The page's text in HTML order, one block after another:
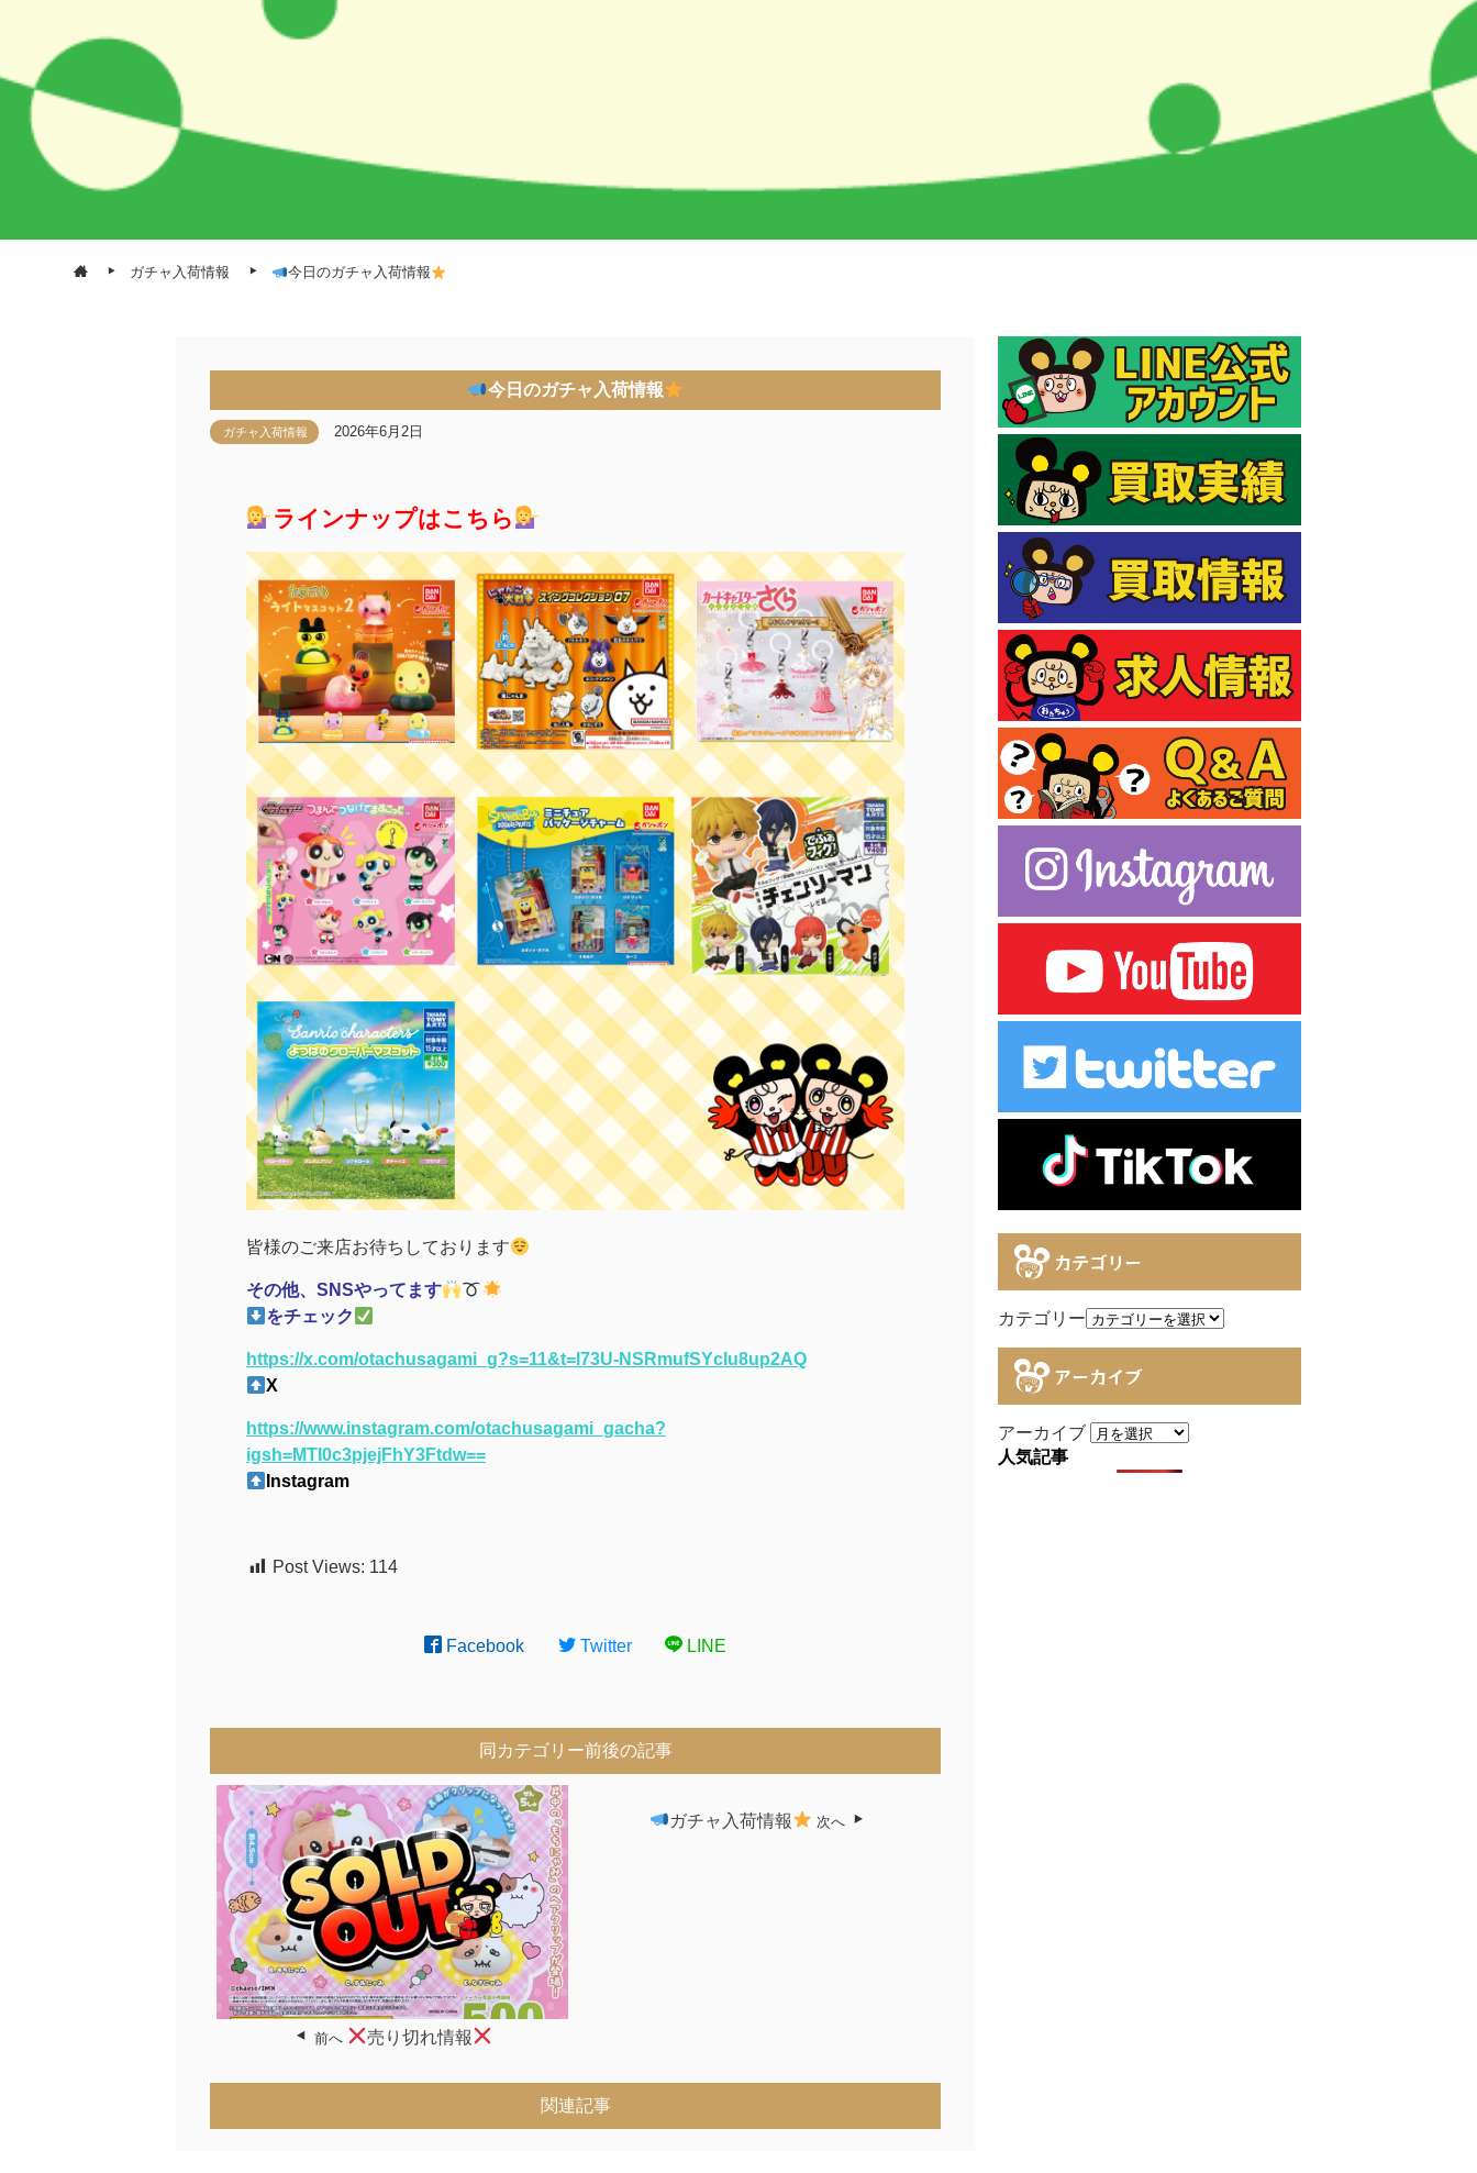
ガチャ入荷情報 今日のガチャ入荷情報
今日のガチャ入荷情報
ガチャ入荷情報 2026年6月2日
ラインナップはこちら
皆様のご来店お待ちしております
その他、SNSやってます
をチェック
https://x.com/otachusagami_g?s=11&t=l73U-NSRmufSYcIu8up2AQ
X
https://www.instagram.com/otachusagami_gacha?
igsh=MTI0c3pjejFhY3Ftdw==
Instagram
Post Views: 114
Facebook Twitter LINE
同カテゴリー前後の記事
前へ 売り切れ情報
ガチャ入荷情報 次へ
関連記事
カテゴリー
カテゴリー
アーカイブ
アーカイブ
人気記事